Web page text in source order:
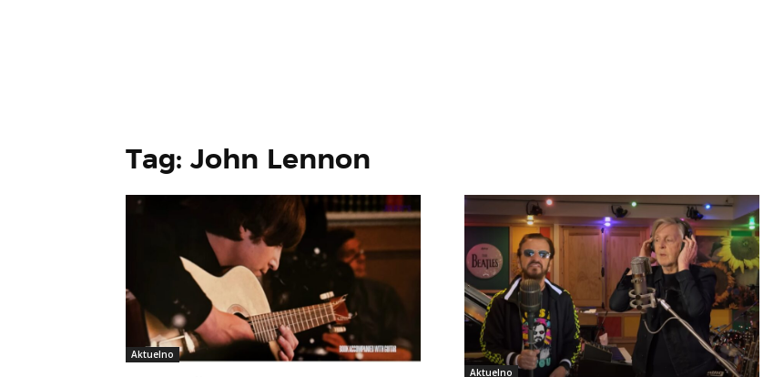
Tag: John Lennon
Aktuelno
Aktuelno